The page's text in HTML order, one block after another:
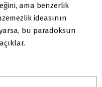
ama benzerlik
ideasının
bu paradoksun